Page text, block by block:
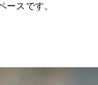
スです。